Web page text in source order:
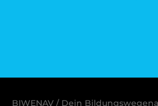
BIWENAV / Dein